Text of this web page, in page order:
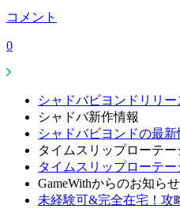
コメント
0
シャドバビヨンドリリー
シャドバ新作情報
シャドバビヨンドの最
タイムスリップローテー
タイムスリップローテ
GameWithからのお知らせ
未経験可&完全在宅！攻